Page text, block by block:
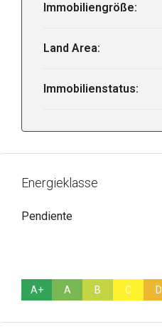
Immobiliengröße:
Land Area:
Immobilienstatus:
Energieklasse
Pendiente
A+ A B C D